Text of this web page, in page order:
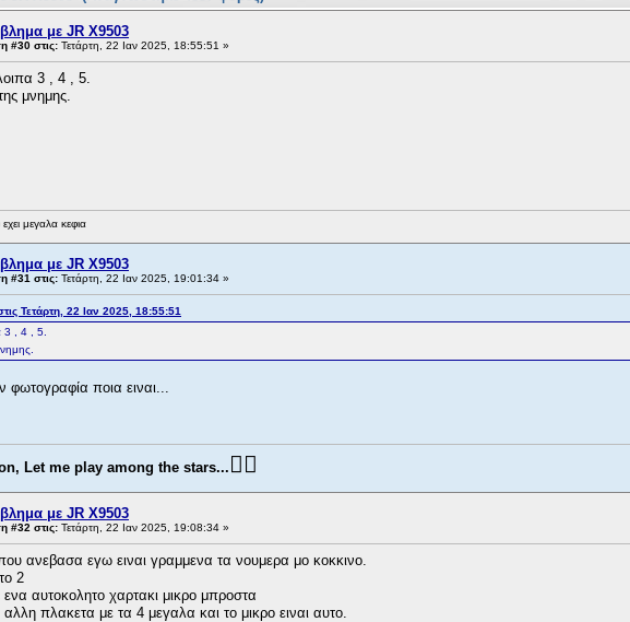
με JR X9503
#30 στις: Τετάρτη, 22 Ιαν 2025, 18:55:51 »
3 , 4 , 5.
μνημης.
μεγαλα κεφια
με JR X9503
#31 στις: Τετάρτη, 22 Ιαν 2025, 19:01:34 »
Τετάρτη, 22 Ιαν 2025, 18:55:51
3 , 4 , 5.
ποια ειναι...
Let me play among the stars... 👨‍✈️
με JR X9503
#32 στις: Τετάρτη, 22 Ιαν 2025, 19:08:34 »
ανεβασα εγω ειναι γραμμενα τα νουμερα μο κοκκινο.
2
ενα αυτοκολητο χαρτακι μικρο μπροστα
αλλη πλακετα με τα 4 μεγαλα και το μικρο ειναι αυτο.